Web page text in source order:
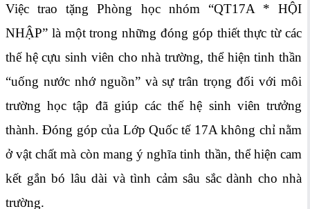
Việc trao tặng Phòng học nhóm “QT17A * HỘI
NHẬP” là một trong những đóng góp thiết thực từ các
thế hệ cựu sinh viên cho nhà trường, thể hiện tinh thần
“uống nước nhớ nguồn” và sự trân trọng đối với môi
trường học tập đã giúp các thế hệ sinh viên trưởng
thành. Đóng góp của Lớp Quốc tế 17A không chỉ nằm
ở vật chất mà còn mang ý nghĩa tinh thần, thể hiện cam
kết gắn bó lâu dài và tình cảm sâu sắc dành cho nhà
trường.